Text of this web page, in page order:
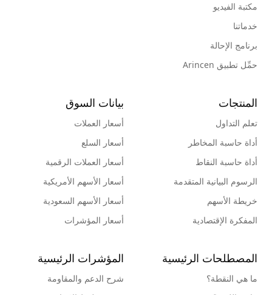
مكتبة الفيديو
خدماتنا
برنامج الإحالة
حمِّل تطبيق Arincen
المنتجات
تعلم التداول
أداة حاسبة المخاطر
أداة حاسبة النقاط
الرسوم البيانية المتقدمة
خريطة الأسهم
المفكرة الإقتصادية
بيانات السوق
أسعار العملات
أسعار السلع
أسعار العملات الرقمية
أسعار الأسهم الأمريكية
أسعار الأسهم السعودية
أسعار المؤشرات
المصطلحات الرئيسية
ما هي النقطة؟
المؤشرات الرئيسية
شرح الدعم والمقاومة